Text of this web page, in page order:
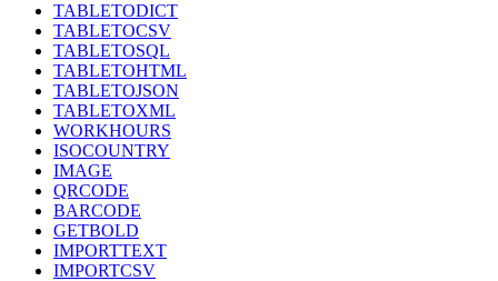
TABLETODICT
TABLETOCSV
TABLETOSQL
TABLETOHTML
TABLETOJSON
TABLETOXML
WORKHOURS
ISOCOUNTRY
IMAGE
QRCODE
BARCODE
GETBOLD
IMPORTTEXT
IMPORTCSV